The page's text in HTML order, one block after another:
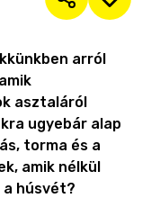
arról
asztaláról
ugyebár alap
torma és a
amik nélkül
a húsvét?